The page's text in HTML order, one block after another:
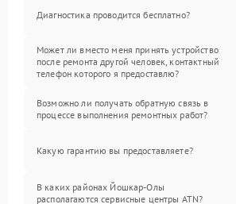
Диагностика проводится бесплатно?
Может ли вместо меня принять устройство
после ремонта другой человек, контактный
телефон которого я предоставлю?
Возможно ли получать обратную связь в
процессе выполнения ремонтных работ?
Какую гарантию вы предоставляете?
В каких районах Йошкар-Олы
располагаются сервисные центры ATN?